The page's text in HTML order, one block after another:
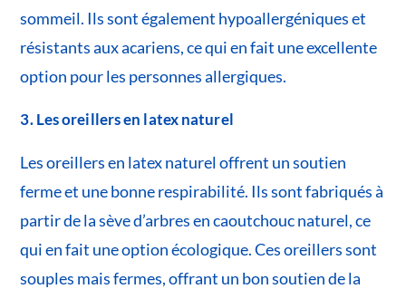
sommeil. Ils sont également hypoallergéniques et
résistants aux acariens, ce qui en fait une excellente
option pour les personnes allergiques.
3. Les oreillers en latex naturel
Les oreillers en latex naturel offrent un soutien
ferme et une bonne respirabilité. Ils sont fabriqués à
partir de la sève d’arbres en caoutchouc naturel, ce
qui en fait une option écologique. Ces oreillers sont
souples mais fermes, offrant un bon soutien de la